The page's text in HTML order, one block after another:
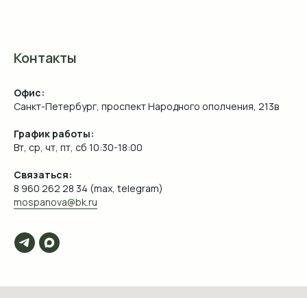
Контакты
Офис:
Санкт-Петербург, проспект Народного ополчения, 213в
График работы:
Вт, ср, чт, пт, сб 10:30-18:00
Связаться:
8 960 262 28 34 (max, telegram)
mospanova@bk.ru